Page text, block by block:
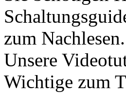
zum
Unsere
Wichtige zum